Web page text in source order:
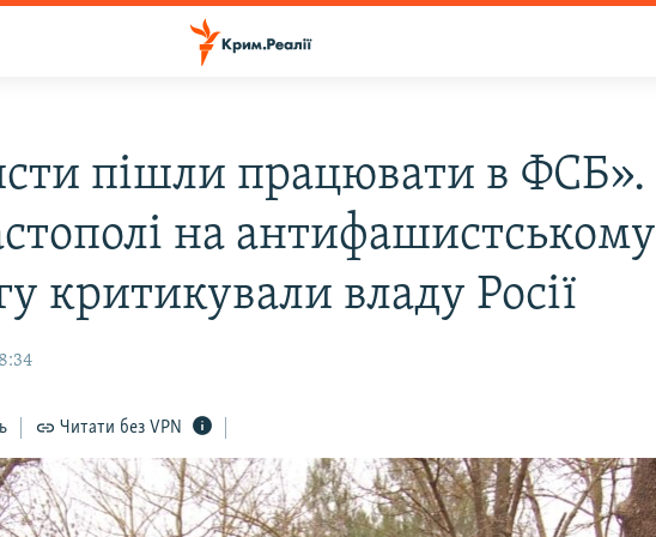
пішли працювати в ФСБ».
на антифашистському
критикували владу Росії
Читати без VPN